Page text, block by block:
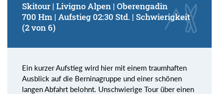
Skitour | Livigno Alpen | Oberengadin
700 Hm | Aufstieg 02:30 Std. | Schwierigkeit
(2 von 6)
Ein kurzer Aufstieg wird hier mit einem traumhaften
Ausblick auf die Berninagruppe und einer schönen
langen Abfahrt belohnt. Unschwierige Tour über einen